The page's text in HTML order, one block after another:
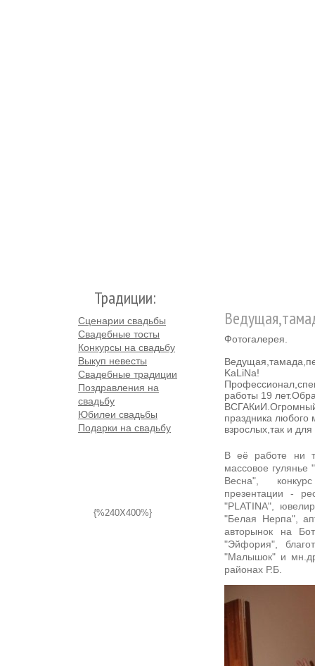
Традиции:
Сценарии свадьбы
Свадебные тосты
Конкурсы на свадьбу
Выкуп невесты
Свадебные традиции
Поздравления на
свадьбу
Юбилеи свадьбы
Подарки на свадьбу
{%240X400%}
Фотогалерея.
KaLiNa!
работы 19
праздника любого
взрослых,так и для
В её работе ни
массовое гулянье
Весна",
презентации -
"PLATINA",
"Белая Нерпа",
авторынок на
"Эйфория",
"Малышок" и
районах Р.Б.